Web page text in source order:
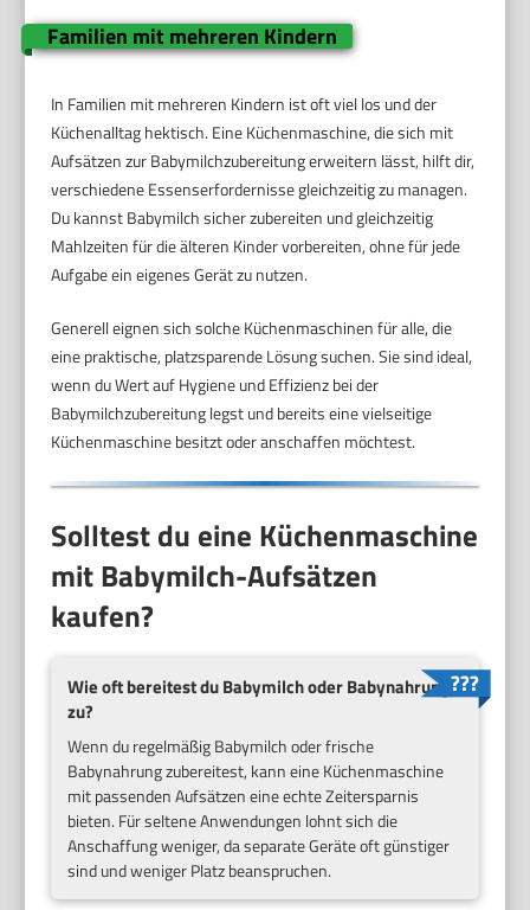
Familien mit mehreren Kindern
In Familien mit mehreren Kindern ist oft viel los und der
Küchenalltag hektisch. Eine Küchenmaschine, die sich mit
Aufsätzen zur Babymilchzubereitung erweitern lässt, hilft dir,
verschiedene Essenserfordernisse gleichzeitig zu managen.
Du kannst Babymilch sicher zubereiten und gleichzeitig
Mahlzeiten für die älteren Kinder vorbereiten, ohne für jede
Aufgabe ein eigenes Gerät zu nutzen.
Generell eignen sich solche Küchenmaschinen für alle, die
eine praktische, platzsparende Lösung suchen. Sie sind ideal,
wenn du Wert auf Hygiene und Effizienz bei der
Babymilchzubereitung legst und bereits eine vielseitige
Küchenmaschine besitzt oder anschaffen möchtest.
Solltest du eine Küchenmaschine
mit Babymilch-Aufsätzen
kaufen?
Wie oft bereitest du Babymilch oder Babynahrung
zu?
Wenn du regelmäßig Babymilch oder frische
Babynahrung zubereitest, kann eine Küchenmaschine
mit passenden Aufsätzen eine echte Zeitersparnis
bieten. Für seltene Anwendungen lohnt sich die
Anschaffung weniger, da separate Geräte oft günstiger
sind und weniger Platz beanspruchen.